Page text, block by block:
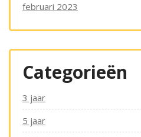
februari 2023
Categorieën
3 jaar
5 jaar